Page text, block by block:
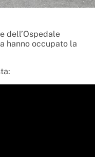
dell’Ospedale
hanno occupato la